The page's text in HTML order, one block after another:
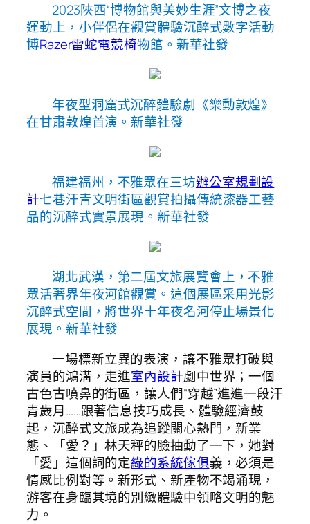
2023陜西“博物館與美妙生涯”文博之夜
運動上，小伴侶在觀賞體驗沉醉式數字活動
博Razer雷蛇電競椅物館。新華社發
年夜型洞窟式沉醉體驗劇《樂動敦煌》
在甘肅敦煌首演。新華社發
福建福州，不雅眾在三坊辦公室規劃設
計七巷汗青文明街區觀賞拍攝傳統漆器工藝
品的沉醉式實景展現。新華社發
湖北武漢，第二屆文旅展覽會上，不雅
眾活著界年夜河館觀賞。這個展區采用光影
沉醉式空間，將世界十年夜名河停止場景化
展現。新華社發
一場標新立異的表演，讓不雅眾打破與
演員的鴻溝，走進室內設計劇中世界；一個
古色古噴鼻的街區，讓人們“穿越”進進一段汗
青歲月……跟著信息技巧成長、體驗經濟鼓
起，沉醉式文旅成為追蹤關心熱門，新業
態、「愛？」林天秤的臉抽動了一下，她對
「愛」這個詞的定綠的系統傢俱義，必須是
情感比例對等。新形式、新產物不竭涌現，
游客在身臨其境的別緻體驗中領略文明的魅
力。